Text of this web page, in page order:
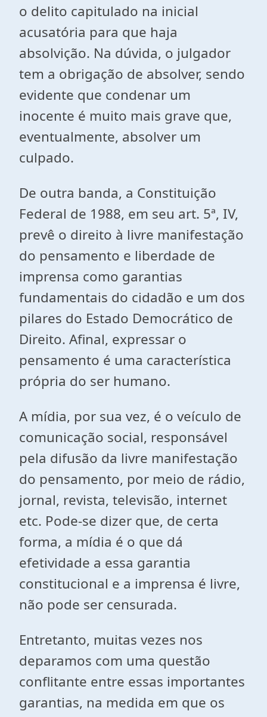
o delito capitulado na inicial
acusatória para que haja
absolvição. Na dúvida, o julgador
tem a obrigação de absolver, sendo
evidente que condenar um
inocente é muito mais grave que,
eventualmente, absolver um
culpado.
De outra banda, a Constituição
Federal de 1988, em seu art. 5ª, IV,
prevê o direito à livre manifestação
do pensamento e liberdade de
imprensa como garantias
fundamentais do cidadão e um dos
pilares do Estado Democrático de
Direito. Afinal, expressar o
pensamento é uma característica
própria do ser humano.
A mídia, por sua vez, é o veículo de
comunicação social, responsável
pela difusão da livre manifestação
do pensamento, por meio de rádio,
jornal, revista, televisão, internet
etc. Pode-se dizer que, de certa
forma, a mídia é o que dá
efetividade a essa garantia
constitucional e a imprensa é livre,
não pode ser censurada.
Entretanto, muitas vezes nos
deparamos com uma questão
conflitante entre essas importantes
garantias, na medida em que os